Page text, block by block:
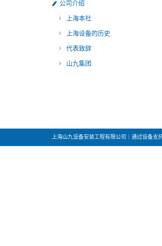
公司介绍
上海本社
上海设备的历史
代表致辞
山九集团
上海山九设备安装工程有限公司｜通过设备支